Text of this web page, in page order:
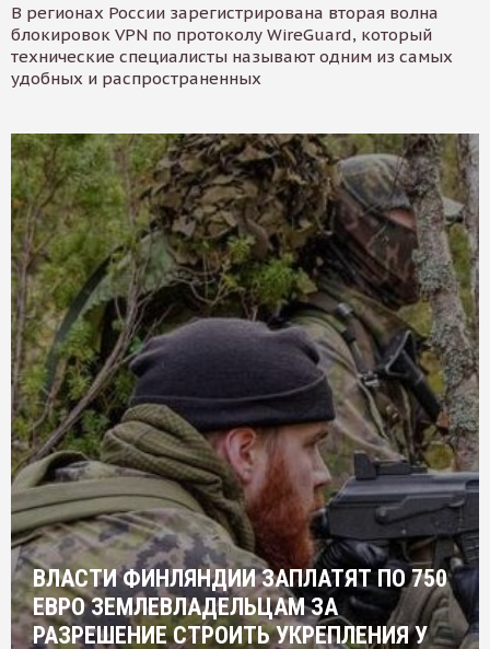
В регионах России зарегистрирована вторая волна
блокировок VPN по протоколу WireGuard, который
технические специалисты называют одним из самых
удобных и распространенных
ВЛАСТИ ФИНЛЯНДИИ ЗАПЛАТЯТ ПО 750
ЕВРО ЗЕМЛЕВЛАДЕЛЬЦАМ ЗА
РАЗРЕШЕНИЕ СТРОИТЬ УКРЕПЛЕНИЯ У